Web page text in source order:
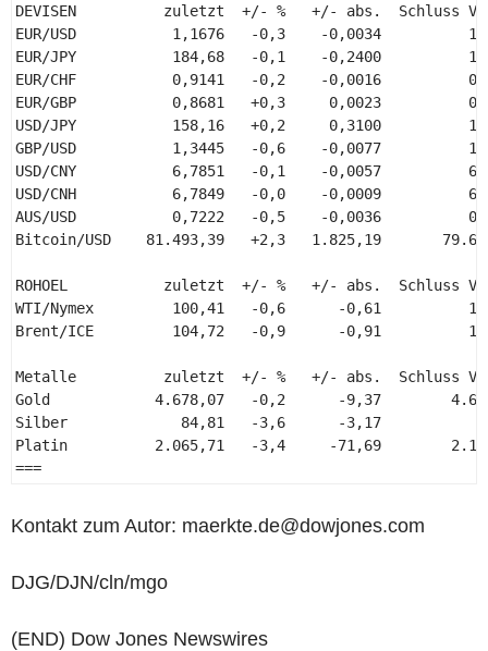
DEVISEN          zuletzt  +/- %   +/- abs.  Schluss
EUR/USD           1,1676   -0,3    -0,0034
EUR/JPY           184,68   -0,1    -0,2400
EUR/CHF           0,9141   -0,2    -0,0016
EUR/GBP           0,8681   +0,3     0,0023
USD/JPY           158,16   +0,2     0,3100
GBP/USD           1,3445   -0,6    -0,0077
USD/CNY           6,7851   -0,1    -0,0057
USD/CNH           6,7849   -0,0    -0,0009
AUS/USD           0,7222   -0,5    -0,0036
Bitcoin/USD    81.493,39   +2,3   1.825,19
ROHOEL           zuletzt  +/- %   +/- abs.  Schluss
WTI/Nymex         100,41   -0,6      -0,61
Brent/ICE         104,72   -0,9      -0,91
Metalle          zuletzt  +/- %   +/- abs.  Schluss
Gold            4.678,07   -0,2      -9,37
Silber             84,81   -3,6      -3,17
Platin          2.065,71   -3,4     -71,69
===
Kontakt zum Autor: maerkte.de@dowjones.com
DJG/DJN/cln/mgo
(END) Dow Jones Newswires